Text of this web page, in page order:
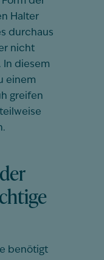
Halter
durchaus
nicht
In diesem
einem
greifen
benötigt